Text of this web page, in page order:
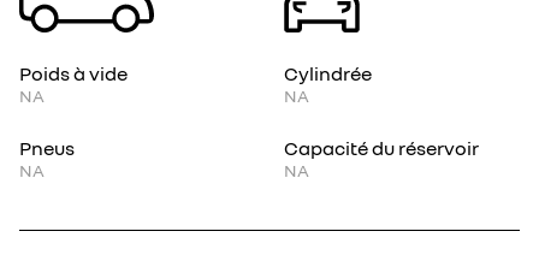
Poids à vide
NA
Cylindrée
NA
Pneus
NA
Capacité du réservoir
NA